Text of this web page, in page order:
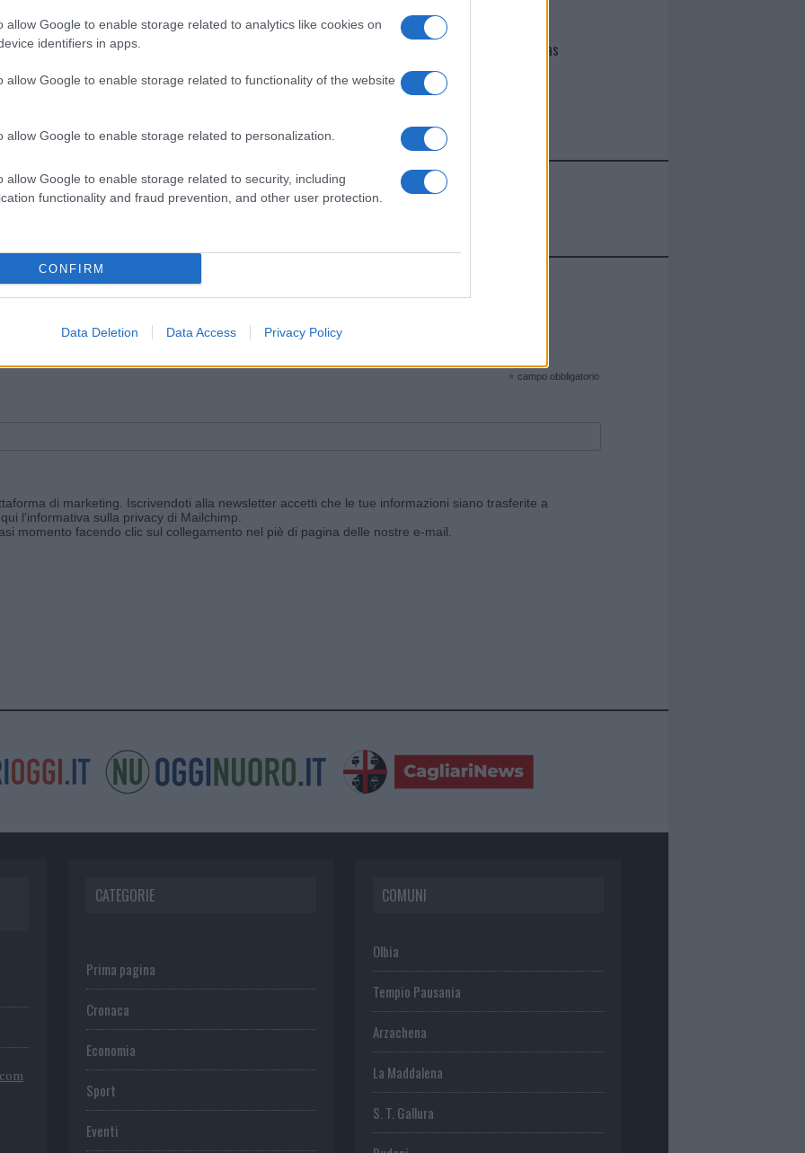
allow Google to enable storage related to analytics like cookies on
identifiers in apps.
allow Google to enable storage related to functionality of the website
allow Google to enable storage related to personalization.
allow Google to enable storage related to security, including
functionality and fraud prevention, and other user protection.
CONFIRM
Data Deletion Data Access Privacy Policy
Giovannimaria Cabras
Invia un Comunicato Stampa|Pubblicità|Segnala
e ricevi le nostre email periodiche contenenti le ultime notizie pubblicate sul sito web!
* campo obbligatorio
di marketing. Iscrivendoti alla newsletter accetti che le tue informazioni siano trasferite a
l'informativa sulla privacy di Mailchimp
momento facendo clic sul collegamento nel piè di pagina delle nostre e-mail.
CATEGORIE
Prima pagina
Cronaca
Economia
Sport
Eventi
COMUNI
Olbia
Tempio Pausania
Arzachena
La Maddalena
S. T. Gallura